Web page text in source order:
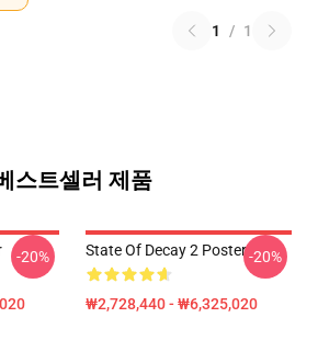
1 / 1
스트셀러 제품
-20% State Of Decay 2 Poster
₩2,728,440 - ₩6,325,020
-20%